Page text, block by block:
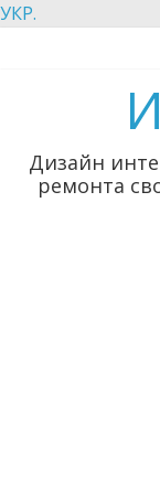
УКР.
Дизайн
ремонта